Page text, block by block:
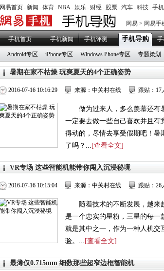
网易首页-新闻 -体育-NBA-娱乐- 财经- 股票-汽车-科技-手机
网易 > 网易手
手机首页 手机新闻 手机评测 手机导购
Android专区 iPhone专区 Windows Phone专区 专题策划
暑期在家不枯燥 玩爽夏天的4个正确姿势
2016-07-16 10:16:29 来源：中关村在线 跟贴：17
做为过来人，多么羡慕还有
一定要去做一些自己喜欢并且有
得动的，尽情去享受假期吧！暑
了吗？... [查看全文]
VR专场 这些智能机能带你闯入沉浸秘境
2016-07-16 10:15:04 来源：中关村在线 跟贴：26
随着技术的不断发展，越
是一个忠实的星粉，三星的每一
就是其中之一，作为一种人机交
验。... [查看全文]
最薄仅0.715mm 细数那些超窄边框智能机